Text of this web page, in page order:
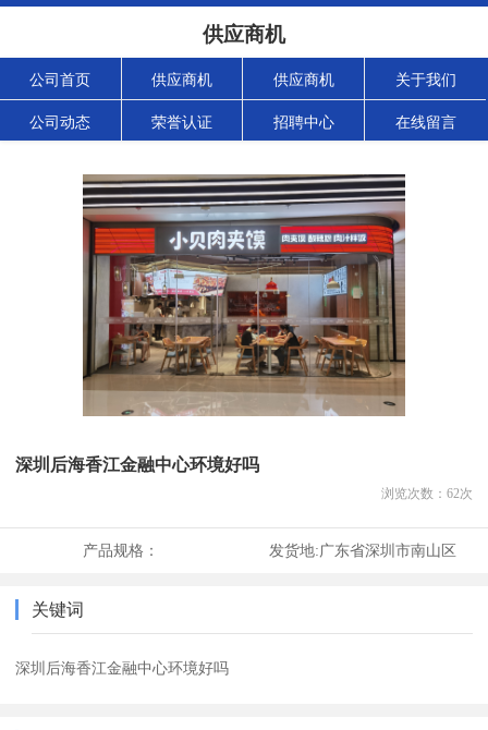
供应商机
公司首页 供应商机 供应商机 关于我们
公司动态 荣誉认证 招聘中心 在线留言
深圳后海香江金融中心环境好吗
浏览次数： 62次
产品规格： 发货地:广东省深圳市南山区
关键词
深圳后海香江金融中心环境好吗